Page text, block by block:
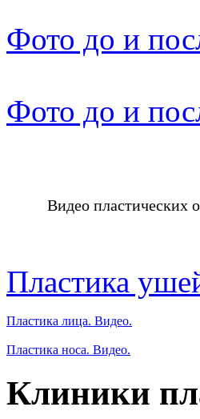
Фото до и
Фото до и
Видео пластических
Пластика
Пластика лица. Видео.
Пластика носа. Видео.
Клиники